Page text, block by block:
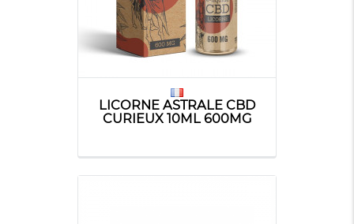
LICORNE ASTRALE CBD
CURIEUX 10ML 600MG